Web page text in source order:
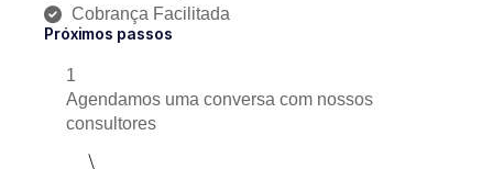
Cobrança Facilitada
Próximos passos
1
Agendamos uma conversa com nossos
consultores